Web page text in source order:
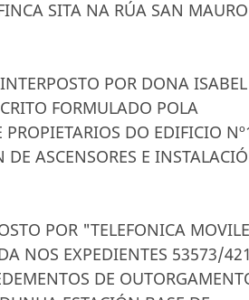
SITA NA RÚA SAN MAURO
POR DONA ISABEL
FORMULADO POLA
DO EDIFICIO
ASCENSORES E
POR "TELEFONICA
NOS EXPEDIENTES 53573/
DE